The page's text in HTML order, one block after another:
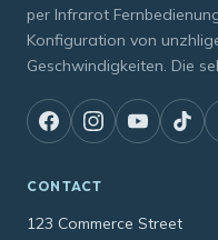
per Infrarot
Konfiguration von
Geschwindigkeiten. Die
CONTACT
123 Commerce Street